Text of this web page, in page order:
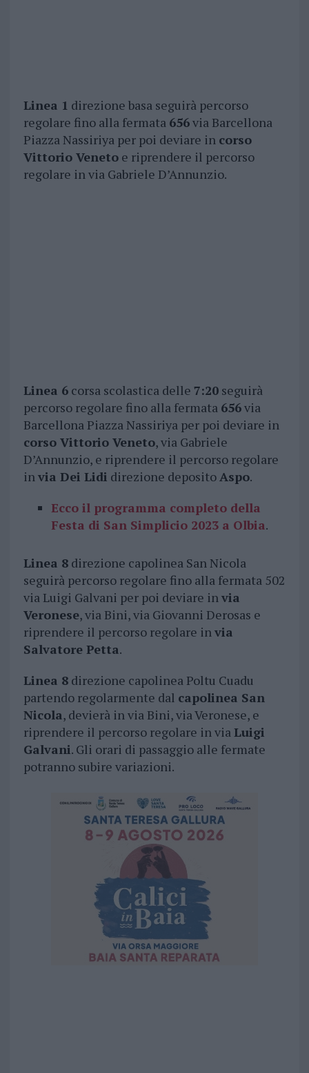
Linea 1 direzione basa seguirà percorso
regolare fino alla fermata 656via Barcellona
Piazza Nassiriya per poi deviare in corso
Vittorio Venetoe riprendere il percorso
regolare in via Gabriele D’Annunzio.
Linea 6corsa scolastica delle 7:20seguirà
percorso regolare fino alla fermata 656via
Barcellona Piazza Nassiriya per poi deviare in
corso Vittorio Veneto, via Gabriele
D’Annunzio, e riprendere il percorso regolare
invia Dei Lidi direzione depositoAspo.
Ecco il programma completo della
Festa di San Simplicio 2023 a Olbia.
Linea 8direzione capolinea San Nicola
seguirà percorso regolare fino alla fermata 502
via Luigi Galvani per poi deviare invia
Veronese, via Bini, via Giovanni Derosas e
riprendere il percorso regolare invia
Salvatore Petta.
Linea 8direzione capolinea Poltu Cuadu
partendo regolarmente dal capolinea San
Nicola, devierà in via Bini, via Veronese, e
riprendere il percorso regolare in viaLuigi
Galvani. Gli orari di passaggio alle fermate
potranno subire variazioni.